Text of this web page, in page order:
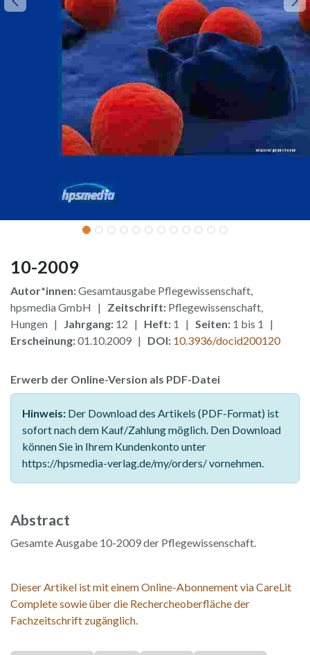
10-2009
Autor*innen:Gesamtausgabe Pflegewissenschaft,
hpsmedia GmbH | Zeitschrift: Pflegewissenschaft,
Hungen | Jahrgang: 12 | Heft: 1 | Seiten: 1 bis 1 |
Erscheinung:01.10.2009 | DOI: 10.3936/docid200120
Erwerb der Online-Version als PDF-Datei
Hinweis: Der Download des Artikels (PDF-Format) ist
sofort nach dem Kauf/Zahlung möglich. Den Download
können Sie in Ihrem Kundenkonto unter
https://hpsmedia-verlag.de/my/orders/ vornehmen.
Abstract
Gesamte Ausgabe 10-2009 der Pflegewissenschaft.
Dieser Artikel ist mit einem Online-Abonnement via CareLit
Complete sowie über die Rechercheoberfläche der
Fachzeitschrift zugänglich.